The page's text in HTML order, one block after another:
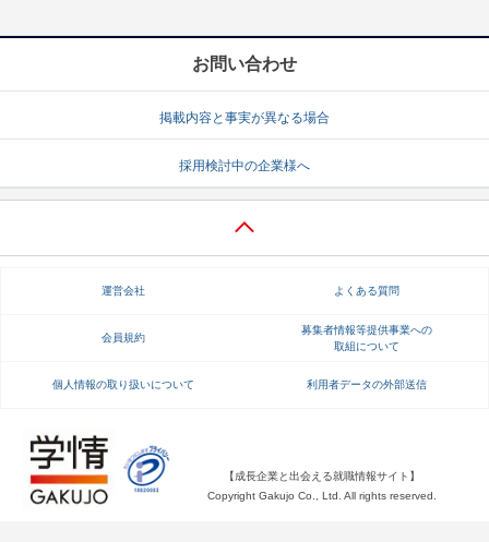
お問い合わせ
掲載内容と事実が異なる場合
採用検討中の企業様へ
運営会社 よくある質問
会員規約
募集者情報等提供事業への
取組について
個人情報の取り扱いについて 利用者データの外部送信
【成長企業と出会える就職情報サイト】
Copyright Gakujo Co., Ltd. All rights reserved.